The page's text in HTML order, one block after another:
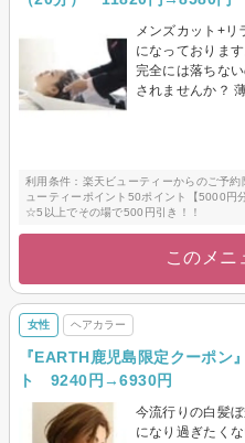
メンズカット+リ
になっておりま
完全には落ちな
されませんか？
利用条件：楽天ビューティーからのご予
ューティーポイント50ポイント【5000円
☆5以上でその場で500円引き！！
このメニ
女性 ヘアカラー
『EARTH鹿児島限定クーポ
ト 9240円→6930円
今流行りの白髪
になり過ぎたく